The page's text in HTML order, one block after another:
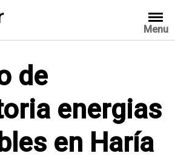
Menu
de
energias
en Haría